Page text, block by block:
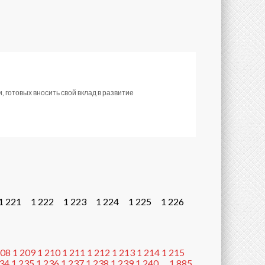
вносить свой вклад в развитие
221 1 222 1 223 1 224 1 225 1 226
1 209 1 210 1 211 1 212 1 213 1 214 1 215